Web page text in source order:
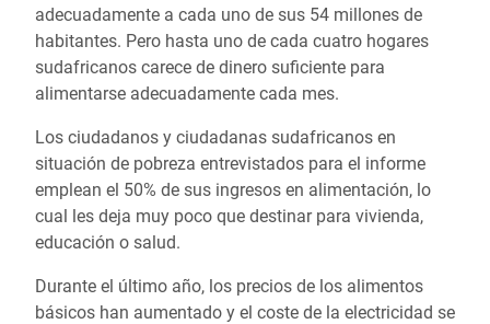
adecuadamente a cada uno de sus 54 millones de
habitantes. Pero hasta uno de cada cuatro hogares
sudafricanos carece de dinero suficiente para
alimentarse adecuadamente cada mes.
Los ciudadanos y ciudadanas sudafricanos en
situación de pobreza entrevistados para el informe
emplean el 50% de sus ingresos en alimentación, lo
cual les deja muy poco que destinar para vivienda,
educación o salud.
Durante el último año, los precios de los alimentos
básicos han aumentado y el coste de la electricidad se